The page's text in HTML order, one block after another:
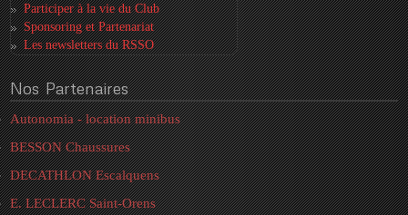
Participer à la vie du Club
Sponsoring et Partenariat
Les newsletters du RSSO
NosPartenaires
Autonomia - location minibus
BESSON Chaussures
DECATHLON Escalquens
E. LECLERC Saint-Orens